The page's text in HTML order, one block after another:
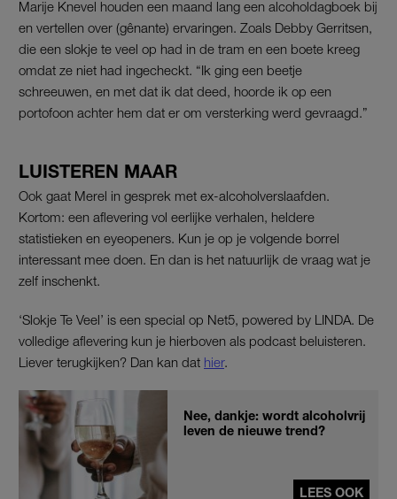
Marije Knevel houden een maand lang een alcoholdagboek bij
en vertellen over (gênante) ervaringen. Zoals Debby Gerritsen,
die een slokje te veel op had in de tram en een boete kreeg
omdat ze niet had ingecheckt. “Ik ging een beetje
schreeuwen, en met dat ik dat deed, hoorde ik op een
portofoon achter hem dat er om versterking werd gevraagd.”
LUISTEREN MAAR
Ook gaat Merel in gesprek met ex-alcoholverslaafden.
Kortom: een aflevering vol eerlijke verhalen, heldere
statistieken en eyeopeners. Kun je op je volgende borrel
interessant mee doen. En dan is het natuurlijk de vraag wat je
zelf inschenkt.
‘Slokje Te Veel’ is een special op Net5, powered by LINDA. De
volledige aflevering kun je hierboven als podcast beluisteren.
Liever terugkijken? Dan kan dat hier.
Nee, dankje: wordt alcoholvrij
leven de nieuwe trend?
LEES OOK